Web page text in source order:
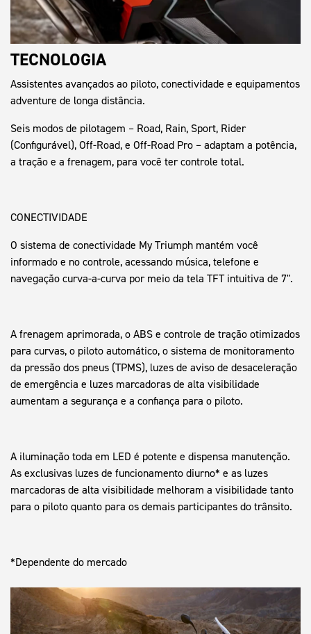
TECNOLOGIA
Assistentes avançados ao piloto, conectividade e equipamentos
adventure de longa distância.
Seis modos de pilotagem – Road, Rain, Sport, Rider
(Configurável), Off-Road, e Off-Road Pro – adaptam a potência,
a tração e a frenagem, para você ter controle total.
CONECTIVIDADE
O sistema de conectividade My Triumph mantém você
informado e no controle, acessando música, telefone e
navegação curva-a-curva por meio da tela TFT intuitiva de 7".
A frenagem aprimorada, o ABS e controle de tração otimizados
para curvas, o piloto automático, o sistema de monitoramento
da pressão dos pneus (TPMS), luzes de aviso de desaceleração
de emergência e luzes marcadoras de alta visibilidade
aumentam a segurança e a confiança para o piloto.
A iluminação toda em LED é potente e dispensa manutenção.
As exclusivas luzes de funcionamento diurno* e as luzes
marcadoras de alta visibilidade melhoram a visibilidade tanto
para o piloto quanto para os demais participantes do trânsito.
*Dependente do mercado